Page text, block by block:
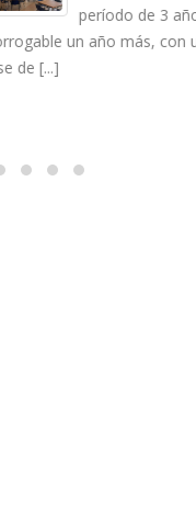
de 3 años,
más, con un canon